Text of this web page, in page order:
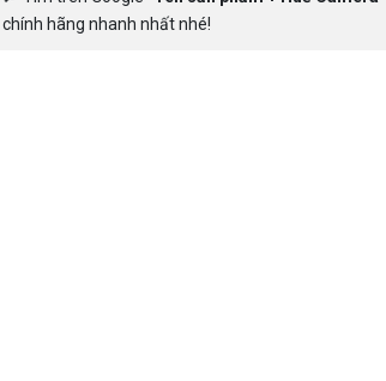
chính hãng nhanh nhất nhé!